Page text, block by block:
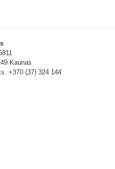
Kaunas
+370 (37) 324 144